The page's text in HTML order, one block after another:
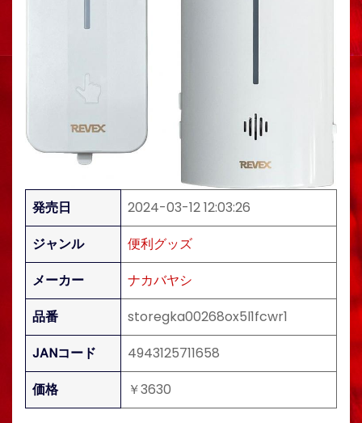
発売日
2024-03-12 12:03:26
ジャンル
便利グッズ
メーカー
ナカバヤシ
品番
storegka00268ox5l1fcwr1
JANコード
4943125711658
価格
￥3630